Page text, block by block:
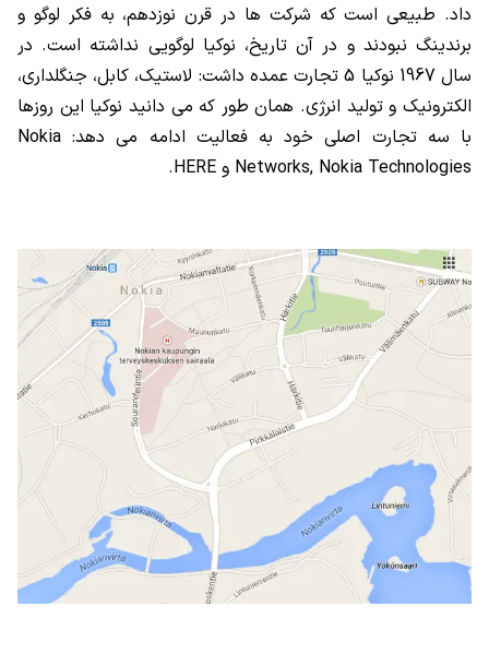
داد. طبیعی است که شرکت ها در قرن نوزدهم، به فکر لوگو و
برندینگ نبودند و در آن تاریخ، نوکیا لوگویی نداشته است. در
سال 1967 نوکیا 5 تجارت عمده داشت: لاستیک، کابل، جنگلداری،
الکترونیک و تولید انرژی. همان طور که می دانید نوکیا این روزها
با سه تجارت اصلی خود به فعالیت ادامه می دهد: Nokia
Networks, Nokia Technologies و HERE
.